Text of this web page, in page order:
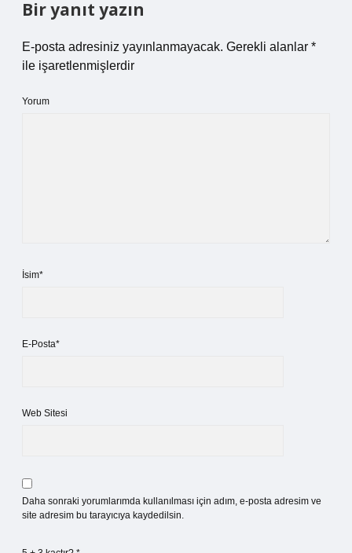
Bir yanıt yazın
E-posta adresiniz yayınlanmayacak. Gerekli alanlar *
ile işaretlenmişlerdir
Yorum
İsim*
E-Posta*
Web Sitesi
Daha sonraki yorumlarımda kullanılması için adım, e-posta adresim ve
site adresim bu tarayıcıya kaydedilsin.